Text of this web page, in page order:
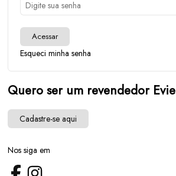
Acessar
Esqueci minha senha
Quero ser um revendedor Evie
Cadastre-se aqui
Nos siga em